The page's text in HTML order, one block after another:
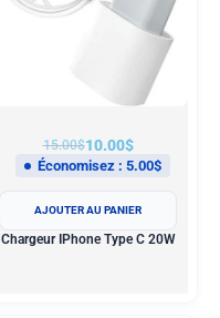
Chargeur IPhone Type C 20W
15.00$10.00$
Économisez : 5.00$
AJOUTER AU PANIER